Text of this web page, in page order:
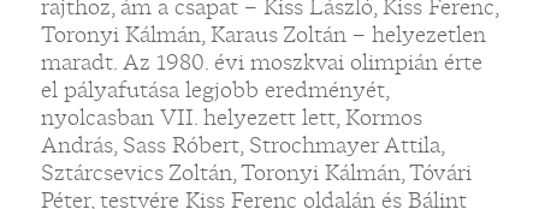
rajthoz, ám a csapat – Kiss László, Kiss Ferenc,
Toronyi Kálmán, Karaus Zoltán – helyezetlen
maradt. Az 1980. évi moszkvai olimpián érte
el pályafutása legjobb eredményét,
nyolcasban VII. helyezett lett, Kormos
András, Sass Róbert, Strochmayer Attila,
Sztárcsevics Zoltán, Toronyi Kálmán, Tóvári
Péter, testvére Kiss Ferenc oldalán és Bálint